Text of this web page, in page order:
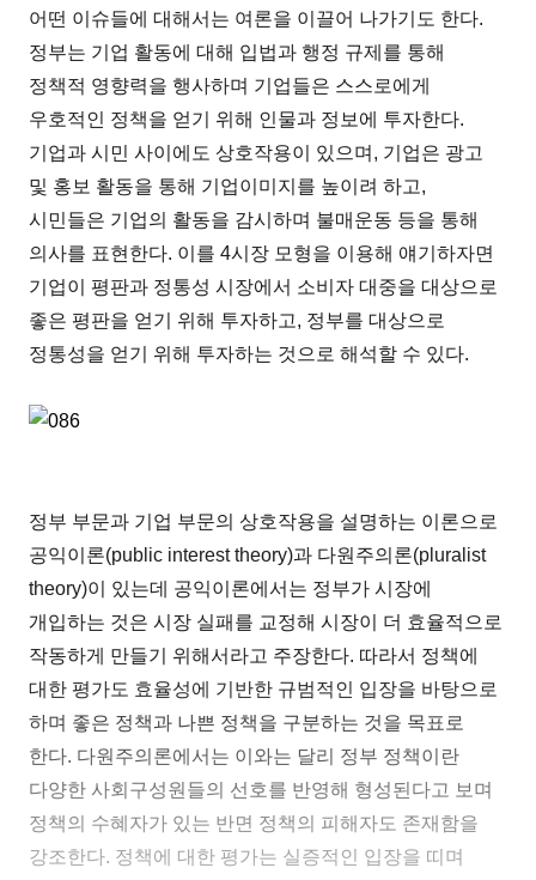
어떤 이슈들에 대해서는 여론을 이끌어 나가기도 한다.
정부는 기업 활동에 대해 입법과 행정 규제를 통해
정책적 영향력을 행사하며 기업들은 스스로에게
우호적인 정책을 얻기 위해 인물과 정보에 투자한다.
기업과 시민 사이에도 상호작용이 있으며, 기업은 광고
및 홍보 활동을 통해 기업이미지를 높이려 하고,
시민들은 기업의 활동을 감시하며 불매운동 등을 통해
의사를 표현한다. 이를 4시장 모형을 이용해 얘기하자면
기업이 평판과 정통성 시장에서 소비자 대중을 대상으로
좋은 평판을 얻기 위해 투자하고, 정부를 대상으로
정통성을 얻기 위해 투자하는 것으로 해석할 수 있다.
정부 부문과 기업 부문의 상호작용을 설명하는 이론으로
공익이론(public interest theory)과 다원주의론(pluralist
theory)이 있는데 공익이론에서는 정부가 시장에
개입하는 것은 시장 실패를 교정해 시장이 더 효율적으로
작동하게 만들기 위해서라고 주장한다. 따라서 정책에
대한 평가도 효율성에 기반한 규범적인 입장을 바탕으로
하며 좋은 정책과 나쁜 정책을 구분하는 것을 목표로
한다. 다원주의론에서는 이와는 달리 정부 정책이란
다양한 사회구성원들의 선호를 반영해 형성된다고 보며
정책의 수혜자가 있는 반면 정책의 피해자도 존재함을
강조한다. 정책에 대한 평가는 실증적인 입장을 띠며